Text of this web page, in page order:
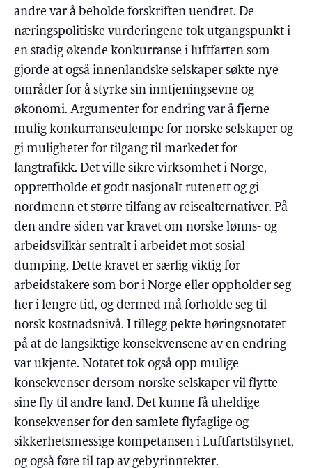
andre var å beholde forskriften uendret. De
næringspolitiske vurderingene tok utgangspunkt i
en stadig økende konkurranse i luftfarten som
gjorde at også innenlandske selskaper søkte nye
områder for å styrke sin inntjeningsevne og
økonomi. Argumenter for endring var å fjerne
mulig konkurranseulempe for norske selskaper og
gi muligheter for tilgang til markedet for
langtrafikk. Det ville sikre virksomhet i Norge,
opprettholde et godt nasjonalt rutenett og gi
nordmenn et større tilfang av reisealternativer. På
den andre siden var kravet om norske lønns- og
arbeidsvilkår sentralt i arbeidet mot sosial
dumping. Dette kravet er særlig viktig for
arbeidstakere som bor i Norge eller oppholder seg
her i lengre tid, og dermed må forholde seg til
norsk kostnadsnivå. I tillegg pekte høringsnotatet
på at de langsiktige konsekvensene av en endring
var ukjente. Notatet tok også opp mulige
konsekvenser dersom norske selskaper vil flytte
sine fly til andre land. Det kunne få uheldige
konsekvenser for den samlete flyfaglige og
sikkerhetsmessige kompetansen i Luftfartstilsynet,
og også føre til tap av gebyrinntekter.